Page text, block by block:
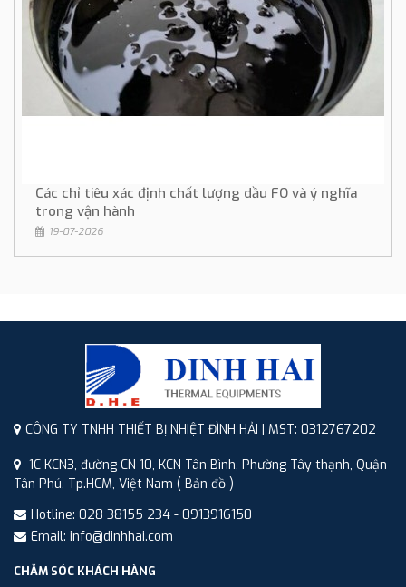
Các chỉ tiêu xác định chất lượng dầu FO và ý nghĩa
trong vận hành
19-07-2026
CÔNG TY TNHH THIẾT BỊ NHIỆT ĐÌNH HẢI | MST: 0312767202
1C KCN3, đường CN 10, KCN Tân Bình, Phường Tây thạnh, Quận
Tân Phú, Tp.HCM, Việt Nam ( Bản đồ )
Hotline: 028 38155 234 - 0913916150
Email: info@dinhhai.com
CHĂM SÓC KHÁCH HÀNG